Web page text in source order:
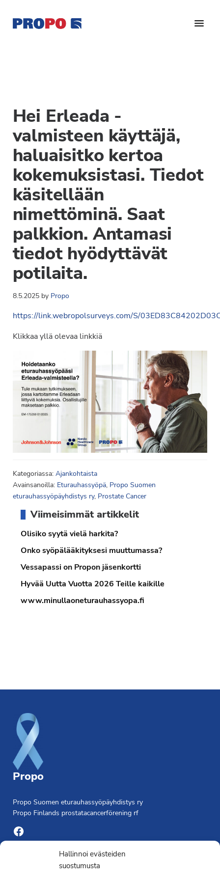
Hallinnoi evästeiden
suostumusta
pääsisältöön
ensisijaiseen
sivupalkkiin
alatunnisteeseen
eturauhassyöpäyhdistys
Ry
on
perustettu
vuonna
1997.
Yhdistys
on
Suomen
jäsenjärjestö.
Hei Erleada -
valmisteen käyttäjä,
haluaisitko kertoa
kokemuksistasi. Tiedot
käsitellään
nimettöminä. Saat
palkkion. Antamasi
tiedot hyödyttävät
potilaita.
8.5.2025by Propo
https://link.webropolsurveys.com/S/
Klikkaa yllä olevaa linkkiä
Kategoriassa: Ajankohtaista
Avainsanoilla: Eturauhassyöpä, Propo Suomen
eturauhassyöpäyhdistys ry, Prostate Cancer
sivupalkki
Viimeisimmät artikkelit
Olisiko syytä vielä harkita?
Onko syöpälääkityksesi muuttumassa?
Vessapassi on Propon jäsenkortti
Hyvää Uutta Vuotta 2026 Teille kaikille
www.minullaoneturauhassyopa.fi
Propo
Propo Suomen eturauhassyöpäyhdistys ry
Propo Finlands prostatacancerförening rf
Facebook
Yhdistyksen toimisto